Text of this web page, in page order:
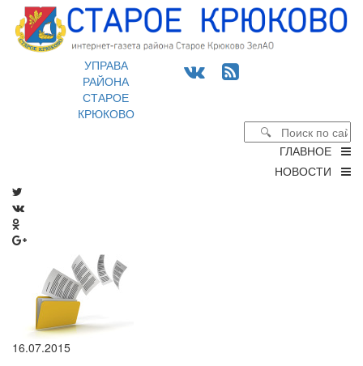
УПРАВА
РАЙОНА
СТАРОЕ
КРЮКОВО
ГЛАВНОЕ
НОВОСТИ
16.07.2015